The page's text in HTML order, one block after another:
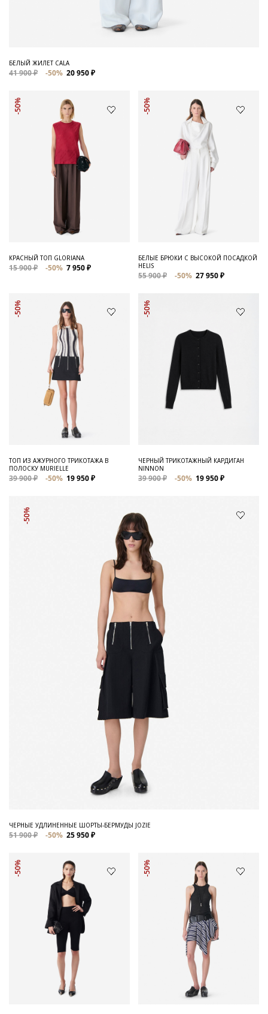
БЕЛЫЙ ЖИЛЕТ CALA
41 900 ₽ -50% 20 950 ₽
-50%
КРАСНЫЙ ТОП GLORIANA
15 900 ₽ -50% 7 950 ₽
-50%
БЕЛЫЕ БРЮКИ С ВЫСОКОЙ ПОСАДКОЙ
HELIS
55 900 ₽ -50% 27 950 ₽
-50%
ТОП ИЗ АЖУРНОГО ТРИКОТАЖА В
ПОЛОСКУ MURIELLE
39 900 ₽ -50% 19 950 ₽
-50%
ЧЕРНЫЙ ТРИКОТАЖНЫЙ КАРДИГАН
NINNON
39 900 ₽ -50% 19 950 ₽
-50%
ЧЕРНЫЕ УДЛИНЕННЫЕ ШОРТЫ-БЕРМУДЫ JOZIE
51 900 ₽ -50% 25 950 ₽
-50% -50%